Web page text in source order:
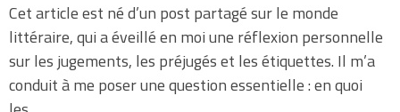
Cet article est né d’un post partagé sur le monde
littéraire, qui a éveillé en moi une réflexion personnelle
sur les jugements, les préjugés et les étiquettes. Il m’a
conduit à me poser une question essentielle : en quoi